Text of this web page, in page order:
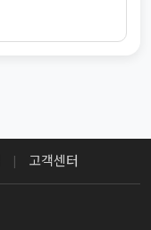
| 고객센터